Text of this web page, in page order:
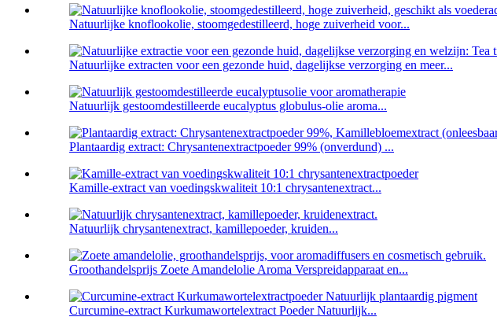
Natuurlijke knoflookolie, stoomgedestilleerd, hoge zuiverheid voor...
Natuurlijke extracten voor een gezonde huid, dagelijkse verzorging en meer...
Natuurlijk gestoomdestilleerde eucalyptus globulus-olie aroma...
Plantaardig extract: Chrysantenextractpoeder 99% (onverdund) ...
Kamille-extract van voedingskwaliteit 10:1 chrysantenextract...
Natuurlijk chrysantenextract, kamillepoeder, kruiden...
Groothandelsprijs Zoete Amandelolie Aroma Verspreidapparaat en...
Curcumine-extract Kurkumawortelextract Poeder Natuurlijk...